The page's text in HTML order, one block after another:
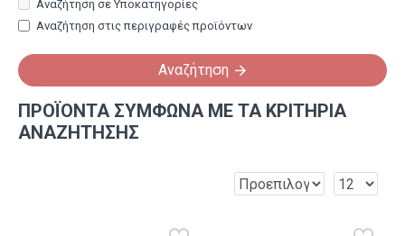
Αναζήτηση σε Υποκατηγορίες
Αναζήτηση στις περιγραφές προϊόντων
Αναζήτηση
ΠΡΟΪΌΝΤΑ ΣΎΜΦΩΝΑ ΜΕ ΤΑ ΚΡΙΤΉΡΙΑ
ΑΝΑΖΉΤΗΣΗΣ